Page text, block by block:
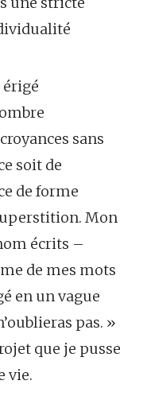
érigé
sans
soit de
de forme
Mon
écrits –
de mes mots
en un vague
pas. »
que je pusse
vie.